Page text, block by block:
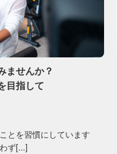
ませんか？
目指して
とを習慣にしています
ず[...]